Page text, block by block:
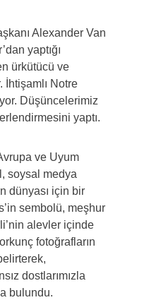
Alexander Van
yaptığı
ürkütücü ve
İhtişamlı Notre
Düşüncelerimiz
yaptı.
ve Uyum
soysal medya
dünyası için bir
sembolü, meşhur
alevler içinde
fotoğrafların
dostlarımızla
bulundu.